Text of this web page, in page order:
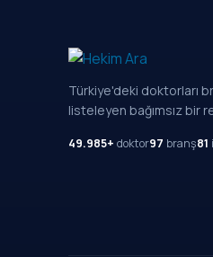
Türkiye'deki doktorları
listeleyen bağımsız bir
49.985+ doktor97 branş81